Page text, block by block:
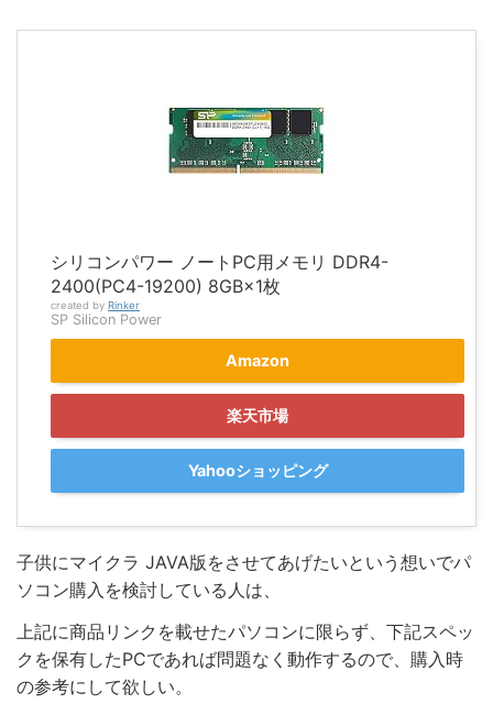
シリコンパワー ノートPC用メモリ DDR4-
2400(PC4-19200) 8GB×1枚
created by Rinker
SP Silicon Power
Amazon
楽天市場
Yahooショッピング
子供にマイクラ JAVA版をさせてあげたいという想いでパ
ソコン購入を検討している人は、
上記に商品リンクを載せたパソコンに限らず、下記スペッ
クを保有したPCであれば問題なく動作するので、購入時
の参考にして欲しい。